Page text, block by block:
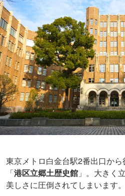
東京メトロ白金台駅2番出口か
「港区立郷土歴史館 」。大きく
美しさに圧倒されてしまいます。